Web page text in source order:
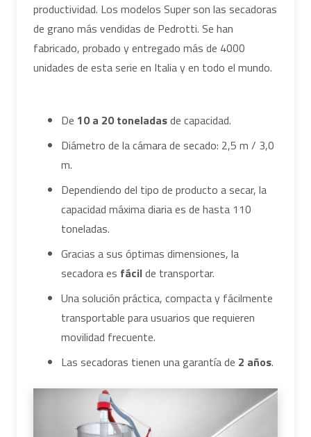
productividad. Los modelos Super son las secadoras
de grano más vendidas de Pedrotti. Se han
fabricado, probado y entregado más de 4000
unidades de esta serie en Italia y en todo el mundo.
De 10 a 20 toneladasde capacidad.
Diámetro de la cámara de secado: 2,5 m / 3,0
m.
Dependiendo del tipo de producto a secar, la
capacidad máxima diaria es de hasta 110
toneladas.
Gracias a sus óptimas dimensiones, la
secadora es fácilde transportar.
Una solución práctica, compacta y fácilmente
transportable para usuarios que requieren
movilidad frecuente.
Las secadoras tienen una garantía de 2 años.